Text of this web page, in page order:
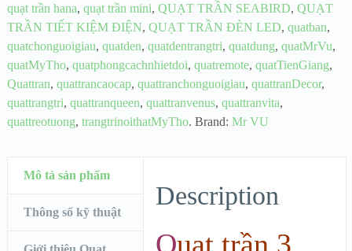
quạt trần hana, quạt trần mini, QUẠT TRẦN SEABIRD, QUẠT
TRẦN TIẾT KIỆM ĐIỆN, QUẠT TRẦN ĐÈN LED, quatban,
quatchonguoigiau, quatden, quatdentrangtri, quatdung, quatMrVu,
quatMyTho, quatphongcachnhietdoi, quatremote, quatTienGiang,
Quattran, quattrancaocap, quattranchonguoigiau, quattranDecor,
quattrangtri, quattranqueen, quattranvenus, quattranvita,
quattreotuong, trangtrinoithatMyTho. Brand: Mr VU
Mô tả sản phẩm
Thông số kỹ thuật
Description
Quạt trần 3